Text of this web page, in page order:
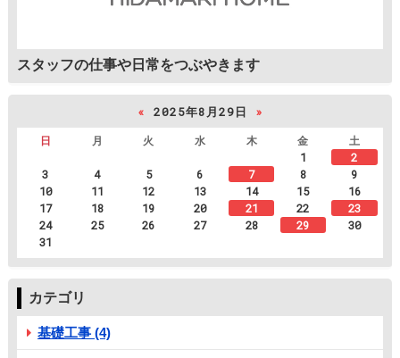
スタッフの仕事や日常をつぶやきます
« 2025年8月29日
»
日
月 火 水 木 金
土
1
2
3
4 5 6 7 8
9
10
11 12 13 14 15
16
17
18 19 20 21 22
23
24
25 26 27 28 29
30
31
カテゴリ
基礎工事 (4)